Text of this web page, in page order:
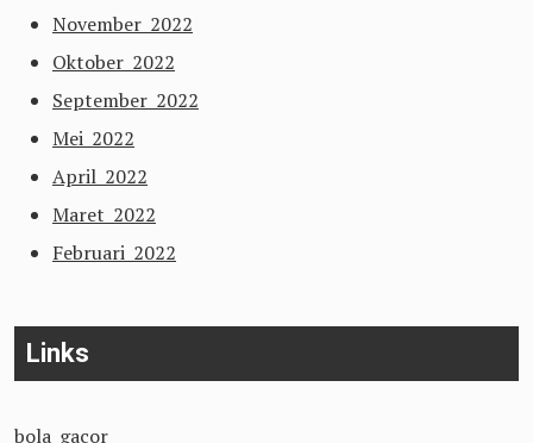
November 2022
Oktober 2022
September 2022
Mei 2022
April 2022
Maret 2022
Februari 2022
Links
bola gacor